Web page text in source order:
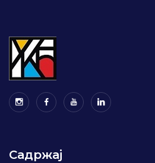
Садржај